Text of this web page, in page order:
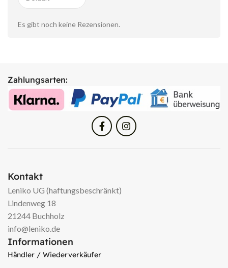
Es gibt noch keine Rezensionen.
Zahlungsarten:
Kontakt
Leniko UG (haftungsbeschränkt)
Lindenweg 18
21244 Buchholz
info@leniko.de
Informationen
Händler / Wiederverkäufer